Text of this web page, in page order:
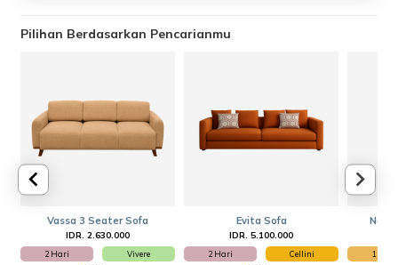
Pilihan Berdasarkan Pencarianmu
Vassa 3 Seater Sofa
IDR. 2.630.000
2 Hari
Vivere
Evita Sofa
IDR. 5.100.000
2 Hari
Cellini
1 Hari